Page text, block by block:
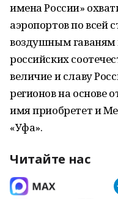
имена России»
аэропортов по всей
воздушным гаваням
российских
величие и славу
регионов на основе
имя приобретет и
«Уфа».
Читайте нас